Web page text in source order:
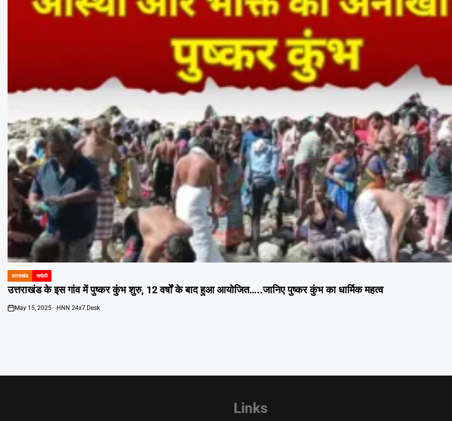
POSTED
IN
उत्तराखंड चमोली
उत्तराखंड के इस गांव में पुष्कर कुंभ शुरु, 12 वर्षों के बाद हुआ आयोजित…..जानिए पुष्कर कुंभ का धार्मिक महत्व
on
May 15, 2025 HNN 24x7 Desk
Links